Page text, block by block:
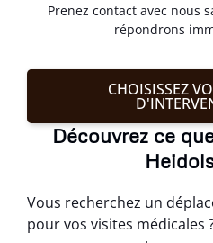
Prenez contact avec nous
répondrons
CHOISISSEZ
Découvrez ce
Vous recherchez un
pour vos visites médicales